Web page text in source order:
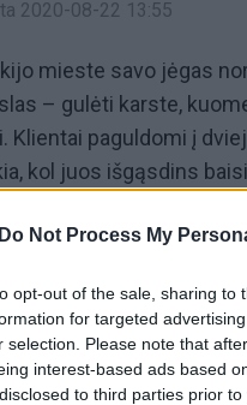
Do Not Process My
opt-out of the sale, sharing
for targeted
selection. Please note that
interest-based ads based
to third parties prior
2020-08-22 13:55
mieste savo jėgas
– gulėti karste,
Klientai paguldomi į
kol juos išgąsdins
Kenta
ir įveikti jo
atsipalaiduoti ir
tik baiminantis
tik Lrytas.TV